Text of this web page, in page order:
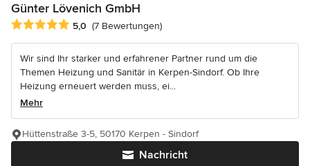
Günter Lövenich GmbH
Durchschnittliche Bewertung: 5 von 5 Sternen
5,0 (7 Bewertungen)
Wir sind Ihr starker und erfahrener Partner rund um die
Themen Heizung und Sanitär in Kerpen-Sindorf. Ob Ihre
Heizung erneuert werden muss, ei...
Mehr
Nachricht
Hüttenstraße 3-5, 50170 Kerpen - Sindorf